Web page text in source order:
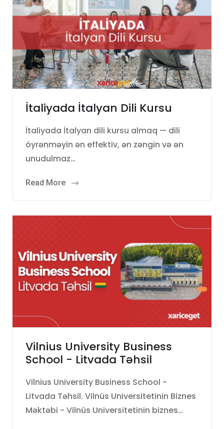
İtaliyada İtalyan Dili Kursu
İtaliyada İtalyan dili kursu almaq — dili
öyrənməyin ən effektiv, ən zəngin və ən
unudulmaz…
Read More
Vilnius University Business
School - Litvada Təhsil
Vilnius University Business School -
Litvada Təhsil. Vilnüs Universitetinin Biznes
Məktəbi - Vilnüs Universitetinin biznes…